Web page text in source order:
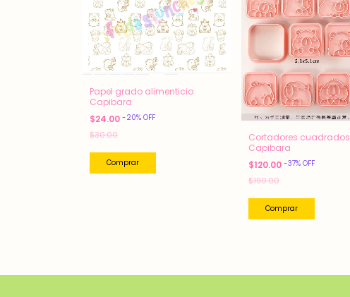
Papel grado alimenticio
Capibara
$24.00 -20% OFF
$30.00
Comprar
Cortadores cuadrados
Capibara
$120.00 -37% OFF
$190.00